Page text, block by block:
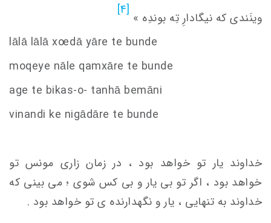
وینَندی که نیگادارِ تِه بوندِه » [4]
lālā lālā xoedā yāre te bunde
moqeye nāle qamxāre te bunde
age te bikas-o- tanhā bemāni
vinandi ke nigādāre te bunde
خداوند یار تو خواهد بود ، در زمان زاری مونس تو
خواهد بود ، اگر تو بی یار و بی کس شوی ؛ می بینی که
خداوند به تنهایی ، یار و نگهدارنده ی تو خواهد بود .